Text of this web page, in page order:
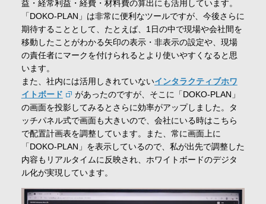
益・経常利益・経費・材料費の算出にも活用しています。
「DOKO-PLAN」は非常に便利なツールですが、今後さらに
期待することとして、たとえば、1日の中で現場や会社間を
移動したことがわかる矢印の表示・非表示の設定や、現場
の責任者にマークを付けられるとより使いやすくなると思
います。
また、社内には活用しきれていないインタラクティブホワ
イトボード
があったのですが、そこに「DOKO-PLAN」
の画面を投影してみるとさらに効率がアップしました。タ
ッチパネル式で画面も大きいので、会社にいる時はこちら
で配置計画表を調整しています。また、常に画面上に
「DOKO-PLAN」を表示しているので、私が出先で調整した
内容もリアルタイムに反映され、ホワイトボードのデジタ
ル化が実現しています。